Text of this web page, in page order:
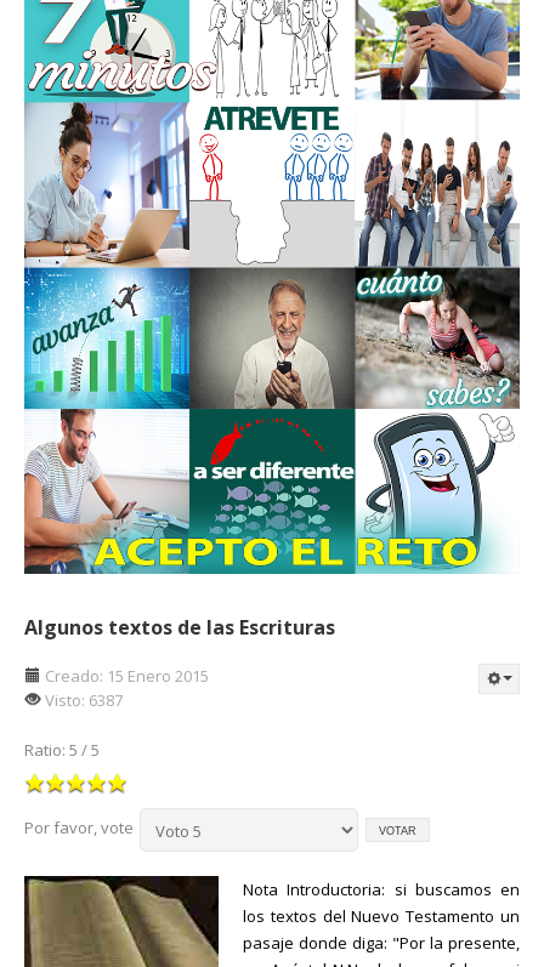
Algunos textos de las Escrituras
Creado: 15 Enero 2015
Visto: 6387
Ratio: 5 /5
Por favor, vote
Nota Introductoria: si buscamos en
los textos del Nuevo Testamento un
pasaje donde diga: "Por la presente,